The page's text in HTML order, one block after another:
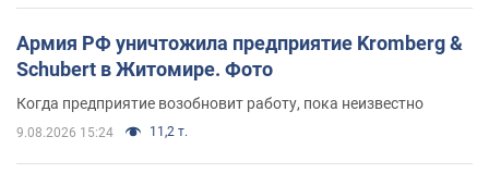
Армия РФ уничтожила предприятие Kromberg &
Schubert в Житомире. Фото
Когда предприятие возобновит работу, пока неизвестно
9.08.2026 15:24 11,2 т.